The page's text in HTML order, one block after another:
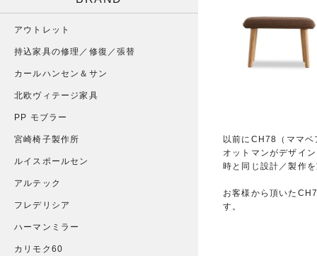
以前にCH78（ママ
オットマンがデザイ
時と同じ設計／製作
お客様から頂いた
す。
アウトレット
持込家具の修理／修復／張替
カールハンセン＆サン
北欧ヴィテージ家具
PP モブラー
宮崎椅子製作所
ルイスポールセン
アルテック
フレデリシア
ハーマンミラー
カリモク60